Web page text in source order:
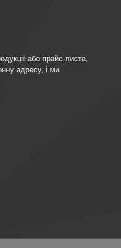
або прайс-листа,
адресу, і ми